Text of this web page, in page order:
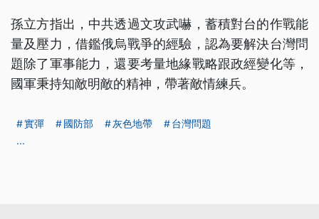
孫立方指出，中共透過文攻武嚇，蓄積對台的作戰能
量及壓力，借鑑俄烏戰爭的經驗，認為要解決台灣問
題除了軍事能力，還要考量地緣戰略跟政經變化等，
國軍秉持知敵明敵的精神，帶著敵情練兵。
實彈 國防部 灰色地帶
台灣問題
...